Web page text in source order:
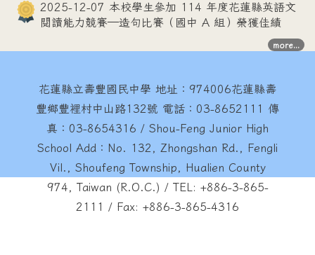
2025-12-07 本校學生參加 114 年度花蓮縣英語文
閱讀能力競賽—造句比賽（國中 A 組）榮獲佳績
more...
花蓮縣立壽豐國民中學 地址：974006花蓮縣壽
豐鄉豐裡村中山路132號 電話：03-8652111 傳
真：03-8654316 / Shou-Feng Junior High
School Add：No. 132, Zhongshan Rd., Fengli
Vil., Shoufeng Township, Hualien County
974, Taiwan (R.O.C.) / TEL: +886-3-865-
2111 / Fax: +886-3-865-4316